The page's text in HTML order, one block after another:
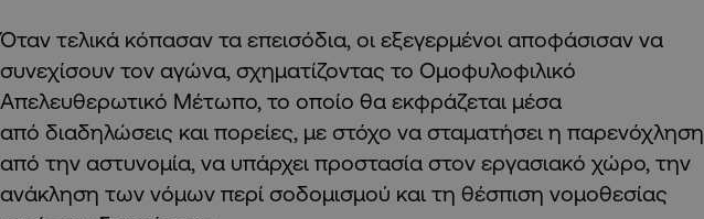
Όταν τελικά κόπασαν τα επεισόδια, οι εξεγερμένοι αποφάσισαν να
συνεχίσουν τον αγώνα, σχηματίζοντας το Ομοφυλοφιλικό
Απελευθερωτικό Μέτωπο, το οποίο θα εκφράζεται μέσα
από διαδηλώσεις και πορείες, με στόχο να σταματήσει η παρενόχληση
από την αστυνομία, να υπάρχει προστασία στον εργασιακό χώρο, την
ανάκληση των νόμων περί σοδομισμού και τη θέσπιση νομοθεσίας